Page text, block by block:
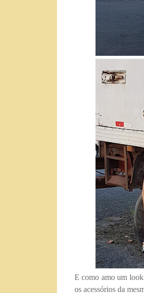
E como amo um
os acessórios da